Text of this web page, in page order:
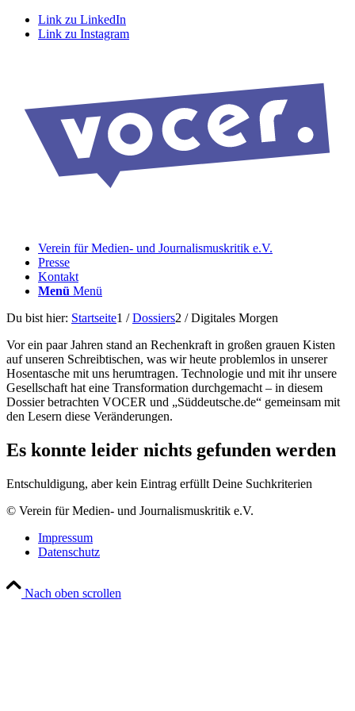
Link zu LinkedIn
Link zu Instagram
Verein für Medien- und Journalismuskritik e.V.
Presse
Kontakt
Menü Menü
Du bist hier: Startseite1 / Dossiers2 / Digitales Morgen
Vor ein paar Jahren stand an Rechenkraft in großen grauen Kisten
auf unseren Schreibtischen, was wir heute problemlos in unserer
Hosentasche mit uns herumtragen. Technologie und mit ihr unsere
Gesellschaft hat eine Transformation durchgemacht – in diesem
Dossier betrachten VOCER und „Süddeutsche.de“ gemeinsam mit
den Lesern diese Veränderungen.
Es konnte leider nichts gefunden werden
Entschuldigung, aber kein Eintrag erfüllt Deine Suchkriterien
© Verein für Medien- und Journalismuskritik e.V.
Impressum
Datenschutz
Nach oben scrollen